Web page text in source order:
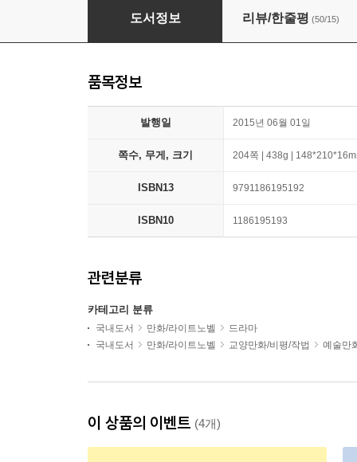
미치코 씨, 영어를 다시 시작하다
도서정보 리뷰/한줄평 (50/15)
품목정보
발행일 2015년 06월 01일
쪽수, 무게, 크기 204쪽 | 438g |
ISBN13 9791186195192
ISBN10 1186195193
관련분류
카테고리 분류
국내도서 만화/라이트노벨
드라마
국내도서
만화/라이트노벨 교양만화/비평/작법 예술만
이 상품의 이벤트 (4개)